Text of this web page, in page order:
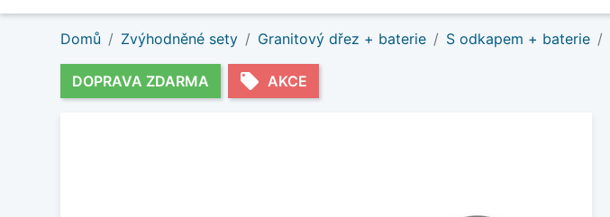
Domů Zvýhodněné sety Granitový dřez + baterie S odkapem + baterie
DOPRAVA ZDARMA local_offer AKCE